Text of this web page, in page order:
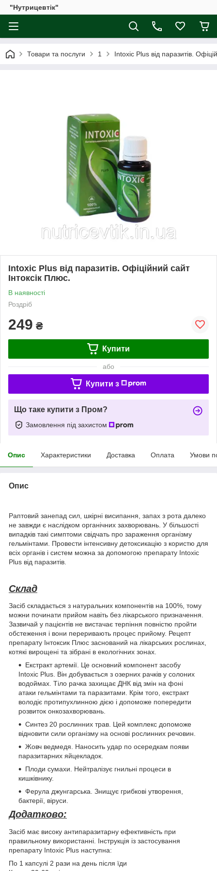
"Нутрицевтік"
Товари та послуги 1 Intoxic Plus від паразитів.
Intoxic Plus від паразитів. Офіційний сайт
Інтоксік Плюс.
В наявності
Роздріб
249 ₴
Купити
або
Купити з
Що таке купити з Пром?
Замовлення під захистом
Опис Характеристики Доставка Оплата Умови
Опис
Раптовий занепад сил, шкірні висипання, запах з рота далеко
не завжди є наслідком органічних захворювань. У більшості
випадків такі симптоми свідчать про зараження організму
гельмінтами. Провести інтенсивну детоксикацію з користю для
всіх органів і систем можна за допомогою препарату Intoxic
Plus від паразитів.
Склад
Засіб складається з натуральних компонентів на 100%, тому
можни починати прийом навіть без лікарського призначення.
Зазвичай у пацієнтів не вистачає терпіння повністю пройти
обстеження і вони переривають процес прийому. Рецепт
препарату Інтоксик Плюс заснований на лікарських рослинах,
котякі вирощені та зібрані в екологічних зонах.
Екстракт артемії. Це основний компонент засобу
Intoxic Plus. Він добувається з озерних рачків у солоних
водоймах. Тіло рачка захищає ДНК від змін на фоні
атаки гельмінтами та паразитами. Крім того, екстракт
володіє протипухлинною дією і допоможе попередити
розвиток онкозахворювань.
Синтез 20 рослинних трав. Цей комплекс допоможе
відновити сили організму на основі рослинних речовин.
Жовч ведмедя. Наносить удар по осередкам появи
паразитарних яйцекладок.
Плоди сумахи. Нейтралізує гнильні процеси в
кишківнику.
Ферула джунгарська. Знищує грибкові утворення,
бактерії, віруси.
Додатково:
Засіб має високу антипаразитарну ефективність при
правильному використанні. Інструкція із застосування
препарату Intoxic Plus наступна:
По 1 капсулі 2 рази на день після їди